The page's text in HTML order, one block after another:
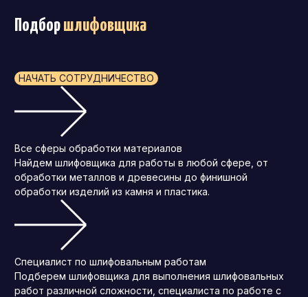
Подборшлифовщика
НАЧАТЬ СОТРУДНИЧЕСТВО
Все сферы обработки материалов
Найдем шлифовщика для работы в любой сфере, от
обработки металлов и древесины до финишной
обработки изделий из камня и пластика.
Специалист по шлифовальным работам
Подберем шлифовщика для выполнения шлифовальных
работ различной сложности, специалиста по работе с